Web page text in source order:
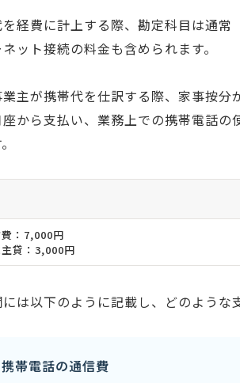
経費に計上する際、勘定科目は通常
ット接続の料金も含められます。
主が携帯代を仕訳する際、家事按
から支払い、業務上での携帯電話
：7,000円
貸：3,000円
は以下のように記載し、どのような
携帯電話の通信費